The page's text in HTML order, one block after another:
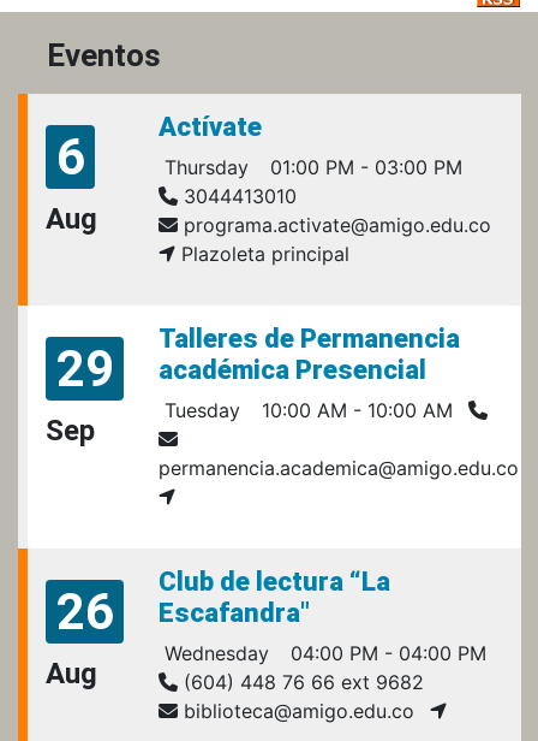
Eventos
6
Aug
Actívate
Thursday
01:00 PM - 03:00 PM
3044413010
programa.activate@amigo.edu.co
Plazoleta principal
29
Sep
Talleres de Permanencia
académica Presencial
Tuesday 10:00 AM - 10:00 AM
permanencia.academica@amigo.edu.co
26
Aug
Club de lectura “La
Escafandra"
Wednesday
04:00 PM - 04:00 PM
(604) 448 76 66 ext 9682
biblioteca@amigo.edu.co